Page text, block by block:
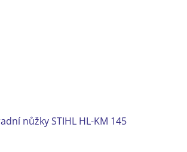
nůžky STIHL HL-KM 145